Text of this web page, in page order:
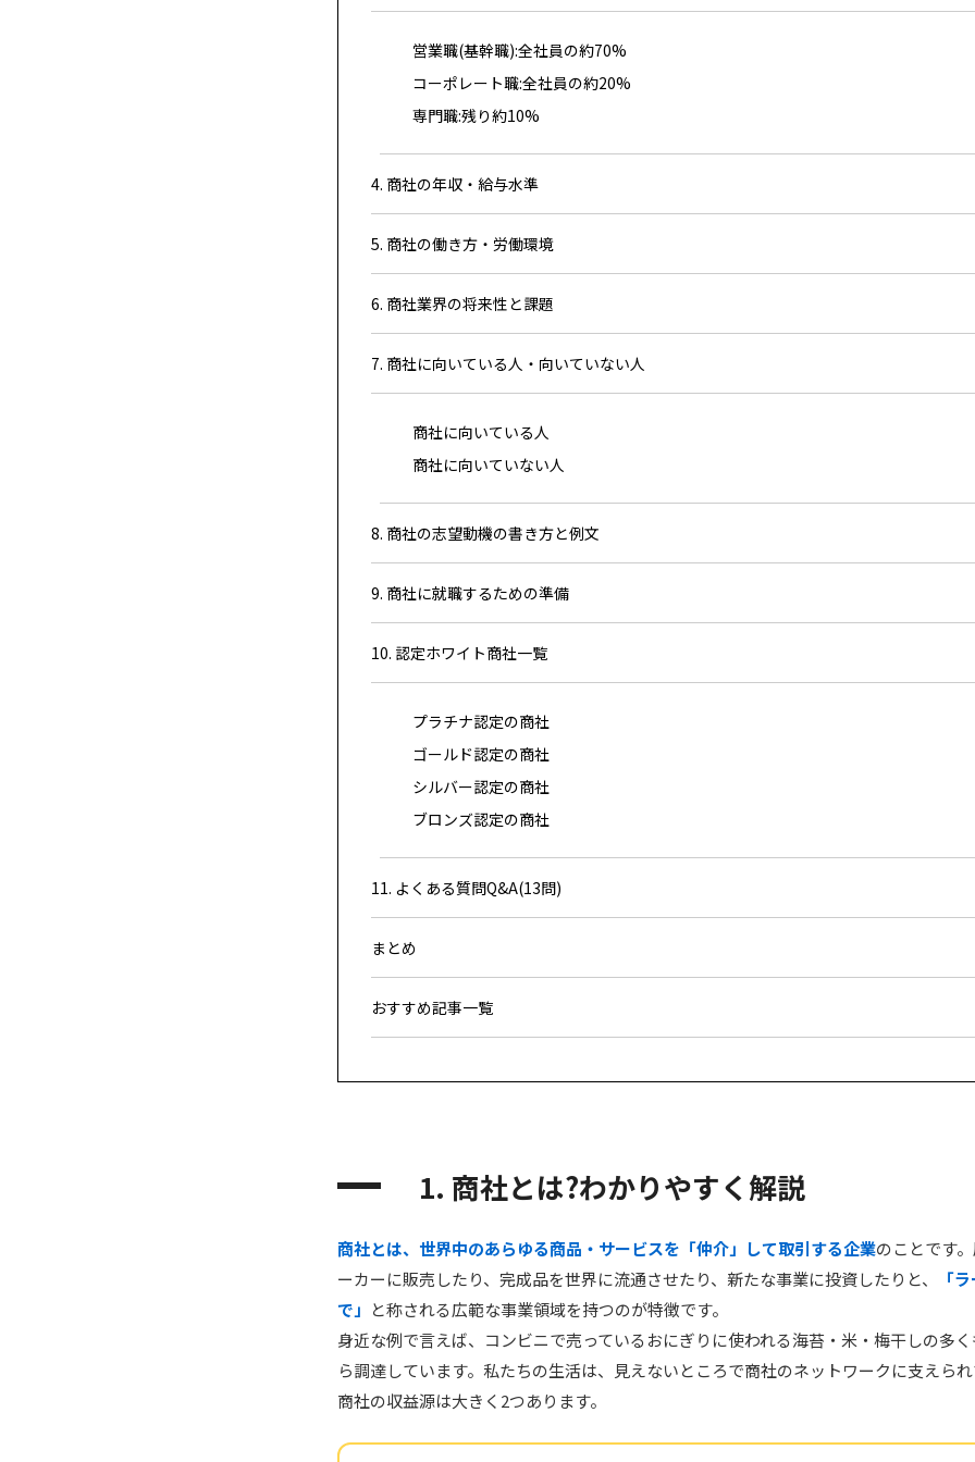
営業職(基幹職):全社員の約70%
コーポレート職:全社員の約20%
専門職:残り約10%
4. 商社の年収・給与水準
5. 商社の働き方・労働環境
6. 商社業界の将来性と課題
7. 商社に向いている人・向いていない人
商社に向いている人
商社に向いていない人
8. 商社の志望動機の書き方と例文
9. 商社に就職するための準備
10. 認定ホワイト商社一覧
プラチナ認定の商社
ゴールド認定の商社
シルバー認定の商社
ブロンズ認定の商社
11. よくある質問Q&A(13問)
まとめ
おすすめ記事一覧
1. 商社とは?わかりやすく解説
商社とは、世界中のあらゆる商品・サービスを「仲介」して取引する企業のことです
ーカーに販売したり、完成品を世界に流通させたり、新たな事業に投資したりと、
「
で」 と称される広範な事業領域を持つのが特徴です。
身近な例で言えば、コンビニで売っているおにぎりに使われる海苔・米・梅干しの多
ら調達しています。私たちの生活は、見えないところで商社のネットワークに支えら
商社の収益源は大きく2つあります。